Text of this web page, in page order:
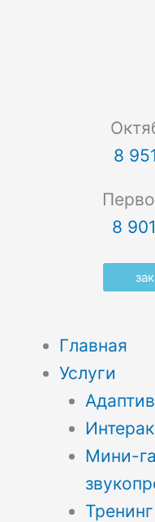
8
8
Главная
Услуги
Мини-